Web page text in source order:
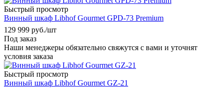
Быстрый просмотр
Винный шкаф Libhof Gourmet GPD-73 Premium
129 999 руб./шт
Под заказ
Наши менеджеры обязательно свяжутся с вами и уточнят
условия заказа
Быстрый просмотр
Винный шкаф Libhof Gourmet GZ-21